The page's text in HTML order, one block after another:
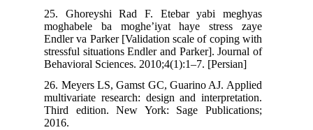
25. Ghoreyshi Rad F. Etebar yabi meghyas
moghabele ba moghe’iyat haye stress zaye
Endler va Parker [Validation scale of coping with
stressful situations Endler and Parker]. Journal of
Behavioral Sciences. 2010;4(1):1–7. [Persian]
26. Meyers LS, Gamst GC, Guarino AJ. Applied
multivariate research: design and interpretation.
Third edition. New York: Sage Publications;
2016.